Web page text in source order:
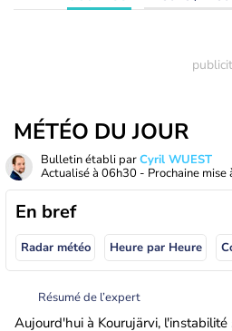
MÉTÉO DU JOUR
Bulletin établi parCyril WUEST
Actualisé à 06h30 - Prochaine mise
En bref
Radar météo Heure par Heure
Résumé de l’expert
Aujourd'hui à Kourujärvi,